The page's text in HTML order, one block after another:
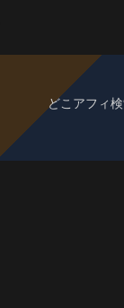
どこアフィ